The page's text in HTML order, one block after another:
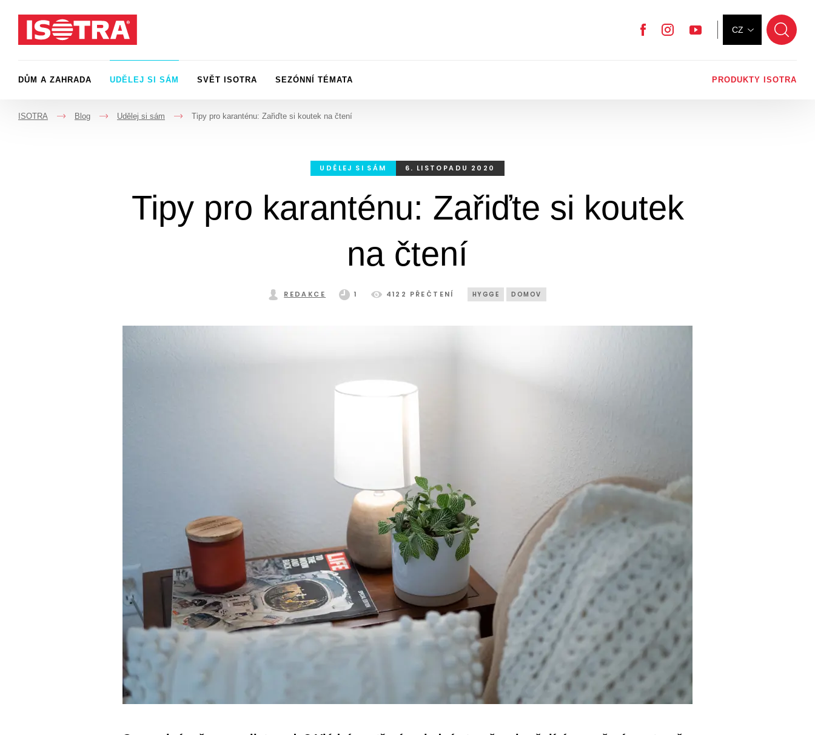
CZ
YouTube
Instagram
Facebook
DŮM A ZAHRADA UDĚLEJ SI SÁM SVĚT ISOTRA SEZÓNNÍ TÉMATA PRODUKTY ISOTRA
ISOTRA
->
Blog
->
Udělej si sám
->
Tipy pro karanténu: Zařiďte si koutek na čtení
UDĚLEJ SI SÁM 6. LISTOPADU 2020
Tipy pro karanténu: Zařiďte si koutek
na čtení
REDAKCE 1 4122 PŘEČTENÍ HYGGE DOMOV